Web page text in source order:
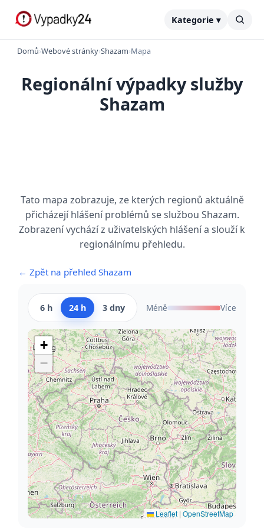
Kategorie ▾
Domů›Webové stránky›Shazam›Mapa
Regionální výpadky služby
Shazam
Tato mapa zobrazuje, ze kterých regionů aktuálně
přicházejí hlášení problémů se službou Shazam.
Zobrazení vychází z uživatelských hlášení a slouží k
regionálnímu přehledu.
← Zpět na přehled Shazam
6 h 24 h 3 dny Méně Více
+
−
Leaflet | OpenStreetMap